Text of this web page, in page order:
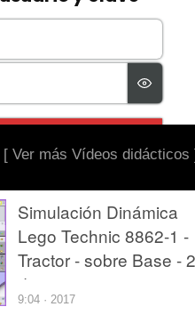
[ Ver más Vídeos didácticos
Simulación Dinámica
Lego Technic 8862-1 -
Tractor - sobre Base -
de 27
9:04 · 2017